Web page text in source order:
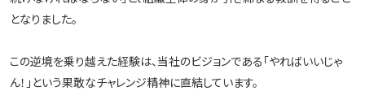
となりました。
この逆境を乗り越えた経験は、当社のビジョンである「やればいいじゃ
ん！」という果敢なチャレンジ精神に直結しています。